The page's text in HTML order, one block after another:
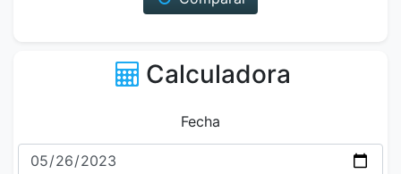
Calculadora
Fecha